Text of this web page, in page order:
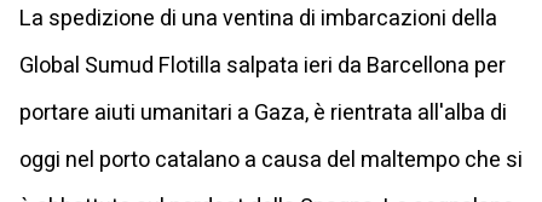
La spedizione di una ventina di imbarcazioni della
Global Sumud Flotilla salpata ieri da Barcellona per
portare aiuti umanitari a Gaza, è rientrata all'alba di
oggi nel porto catalano a causa del maltempo che si